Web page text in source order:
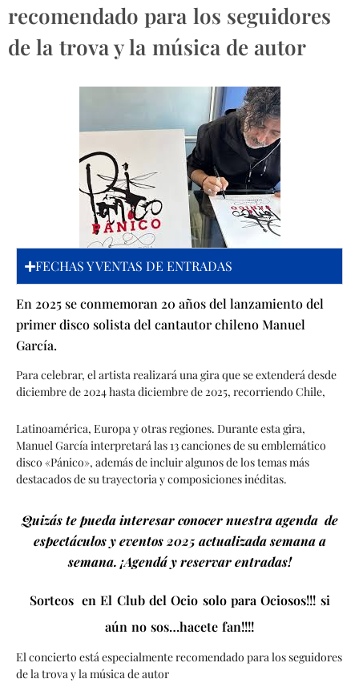
recomendado para los seguidores
de la trova y la música de autor
FECHAS Y VENTAS DE ENTRADAS
En 2025 se conmemoran 20 años del lanzamiento del
primer disco solista del cantautor chileno Manuel
García.
Para celebrar, el artista realizará una gira que se extenderá desde
diciembre de 2024 hasta diciembre de 2025, recorriendo Chile,
Latinoamérica, Europa y otras regiones. Durante esta gira,
Manuel García interpretará las 13 canciones de su emblemático
disco «Pánico», además de incluir algunos de los temas más
destacados de su trayectoria y composiciones inéditas.
Quizás te pueda interesar conocer nuestra agenda de
espectáculos y eventos 2025 actualizada semana a
semana. ¡Agendá y reservar entradas!
Sorteos en El Club del Ocio solo para Ociosos!!! si
aún no sos…hacete fan!!!!
El concierto está especialmente recomendado para los seguidores
de la trova y la música de autor